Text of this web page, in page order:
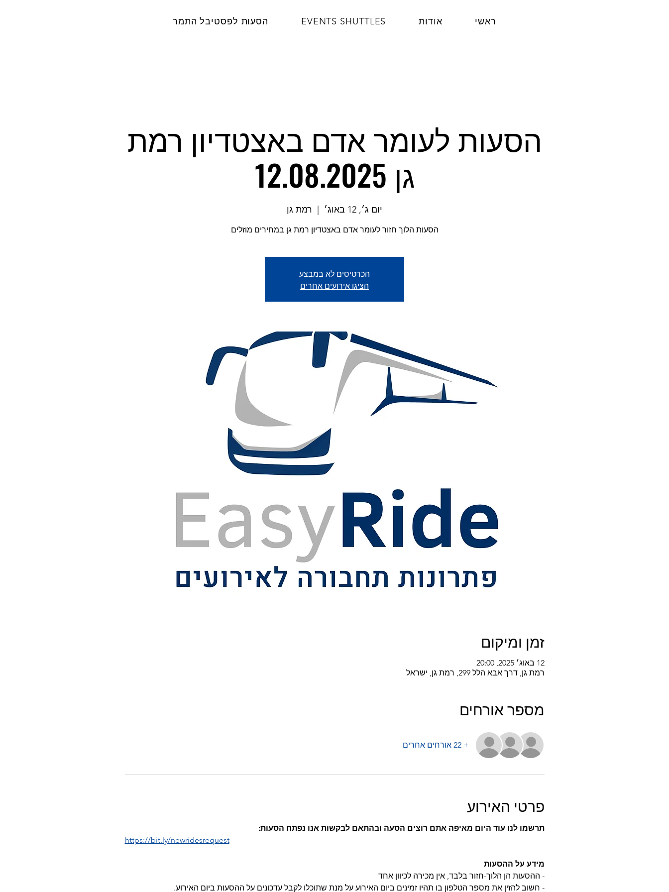
הסעות לפסטיבל התמר EVENTS SHUTTLES אודות ראשי
הסעות לעומר אדם באצטדיון רמת
גן 12.08.2025
יום ג׳, 12 באוג׳ רמת גן
הסעות הלוך חזור לעומר אדם באצטדיון רמת גן במחירים מוזלים
הכרטיסים לא במבצע
הציגו אירועים אחרים
זמן ומיקום
12 באוג׳ 2025, 20:00
רמת גן, דרך אבא הלל 299, רמת גן, ישראל
מספר אורחים
+ 22 אורחים אחרים
פרטי האירוע
תרשמו לנו עוד היום מאיפה אתם רוצים הסעה ובהתאם לבקשות אנו נפתח הסעות:
https://bit.ly/newridesrequest
מידע על ההסעות
- ההסעות הן הלוך-חזור בלבד, אין מכירה לכיוון אחד
- חשוב להזין את מספר הטלפון בו תהיו זמינים ביום האירוע על מנת שתוכלו לקבל עדכונים על ההסעות ביום האירוע.